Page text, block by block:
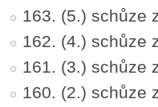
163. (5.) schůze
162. (4.) schůze
161. (3.) schůze
160. (2.) schůze